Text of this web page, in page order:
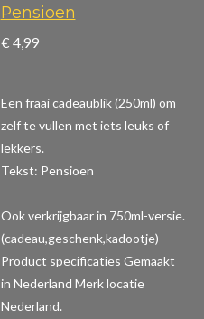
Pensioen
€ 4,99
Een fraai cadeaublik (250ml) om
zelf te vullen met iets leuks of
lekkers.
Tekst: Pensioen
Ook verkrijgbaar in 750ml-versie.
(cadeau,geschenk,kadootje)
Product specificaties Gemaakt
in Nederland Merk locatie
Nederland.